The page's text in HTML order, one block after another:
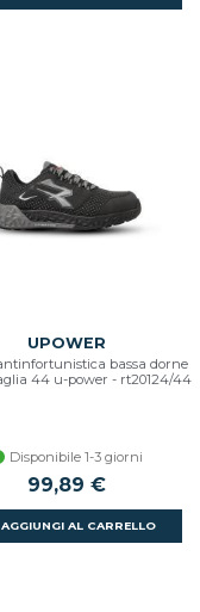
UPOWER
bassa dorne
44 u-power - rt20124/44
Disponibile 1-3 giorni
99,89 €
AGGIUNGI AL CARRELLO